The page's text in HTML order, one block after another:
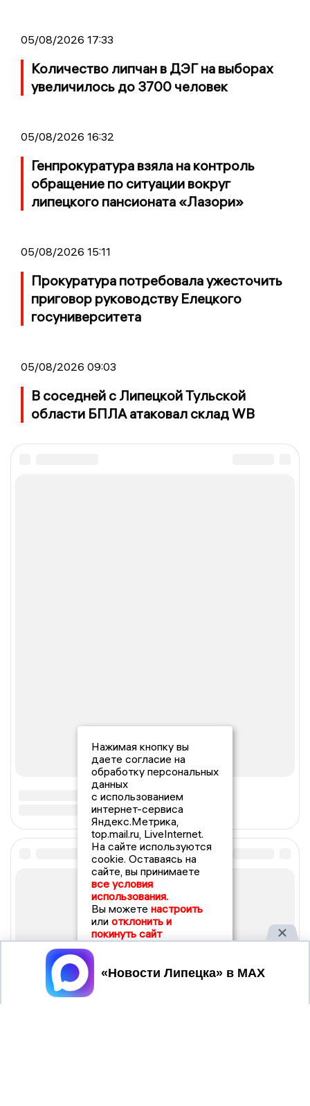
05/08/2026 17:33
Количество липчан в ДЭГ на выборах
увеличилось до 3700 человек
05/08/2026 16:32
Генпрокуратура взяла на контроль
обращение по ситуации вокруг
липецкого пансионата «Лазори»
05/08/2026 15:11
Прокуратура потребовала ужесточить
приговор руководству Елецкого
госуниверситета
05/08/2026 09:03
В соседней с Липецкой Тульской
области БПЛА атаковал склад WB
Нажимая кнопку вы
даете согласие на
обработку персональных
данных
с использованием
интернет-сервиса
Яндекс.Метрика,
top.mail.ru, LiveInternet.
На сайте используются
cookie. Оставаясь на
сайте, вы принимаете
все условия
использования.
Вы можете настроить
или отклонить и
покинуть сайт
Принять